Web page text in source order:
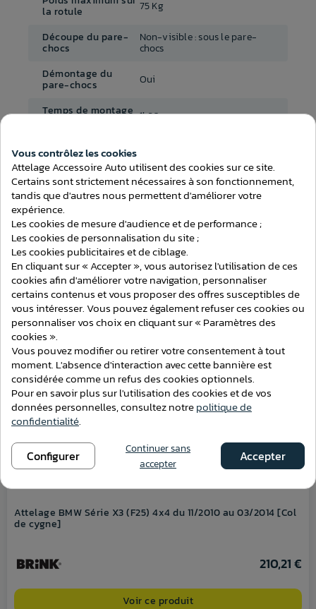
la rotule 75 Kg
Découpe du pare-
chocs
Non-visible : sous le pare-
chocs
Démontage du
pare-chocs Oui
Temps de montage 1h30
Faisceau inclus
Faisceau
A choisir dans le menu
ATTELAGES
Attelage BMW Série X3 (F25) 4x4 du 11/2010 au 03/2014 [Col
de cygne]
210,21 €
Voir ce produit
Vous contrôlez les cookies
Attelage Accessoire Auto utilisent des cookies sur ce site.
Certains sont strictement nécessaires à son fonctionnement,
tandis que d'autres nous permettent d'améliorer votre
expérience.
Les cookies de mesure d'audience et de performance ;
Les cookies de personnalisation du site ;
Les cookies publicitaires et de ciblage.
En cliquant sur « Accepter », vous autorisez l'utilisation de ces
cookies afin d'améliorer votre navigation, personnaliser
certains contenus et vous proposer des offres susceptibles de
vous intéresser. Vous pouvez également refuser ces cookies ou
personnaliser vos choix en cliquant sur « Paramètres des
cookies ».
Vous pouvez modifier ou retirer votre consentement à tout
moment. L'absence d'interaction avec cette bannière est
considérée comme un refus des cookies optionnels.
Pour en savoir plus sur l'utilisation des cookies et de vos
données personnelles, consultez notrepolitique de
confidentialité.
Configurer
Continuer sans
accepter
Accepter